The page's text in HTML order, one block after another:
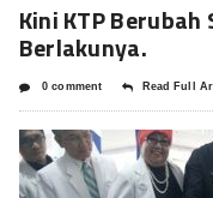
Kini KTP
Berlakunya.
0 comment Read Full